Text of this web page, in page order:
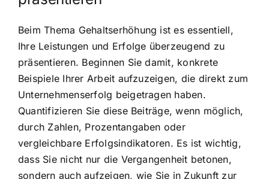
Beim Thema Gehaltserhöhung ist es essentiell,
Ihre Leistungen und Erfolge überzeugend zu
präsentieren. Beginnen Sie damit, konkrete
Beispiele Ihrer Arbeit aufzuzeigen, die direkt zum
Unternehmenserfolg beigetragen haben.
Quantifizieren Sie diese Beiträge, wenn möglich,
durch Zahlen, Prozentangaben oder
vergleichbare Erfolgsindikatoren. Es ist wichtig,
dass Sie nicht nur die Vergangenheit betonen,
sondern auch aufzeigen, wie Sie in Zukunft zur